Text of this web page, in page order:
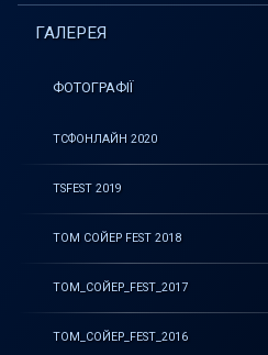
ГАЛЕРЕЯ
ФОТОГРАФІЇ
ТСФОНЛАЙН 2020
TSFEST 2019
ТОМ СОЙЕР FEST 2018
ТОМ_СОЙЕР_FEST_2017
ТОМ_СОЙЕР_FEST_2016